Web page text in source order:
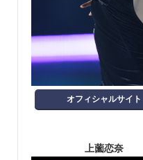
オフィシャルサイト
上薗恋奈